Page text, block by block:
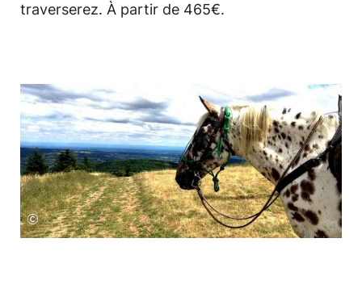
traverserez. À partir de 465€.
©